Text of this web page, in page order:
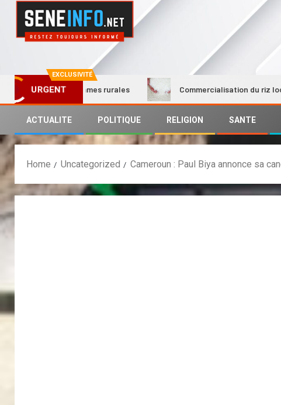
EXCLUSIVITÉ
URGENT
des femmes rurales Commercialisation du riz local : Le
ACTUALITE POLITIQUE RELIGION SANTE
Home Uncategorized Cameroun : Paul Biya annonce sa